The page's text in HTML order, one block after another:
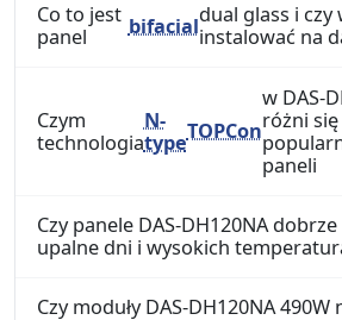
Co to jest
panel
bifacialdual glass i
instalować na
Czym
technologia
N-
typeTOPCon
w DAS-
różni
paneli
Czy panele DAS-DH120NA dobrze
upalne dni i wysokich
Czy moduły DAS-DH120NA 490W